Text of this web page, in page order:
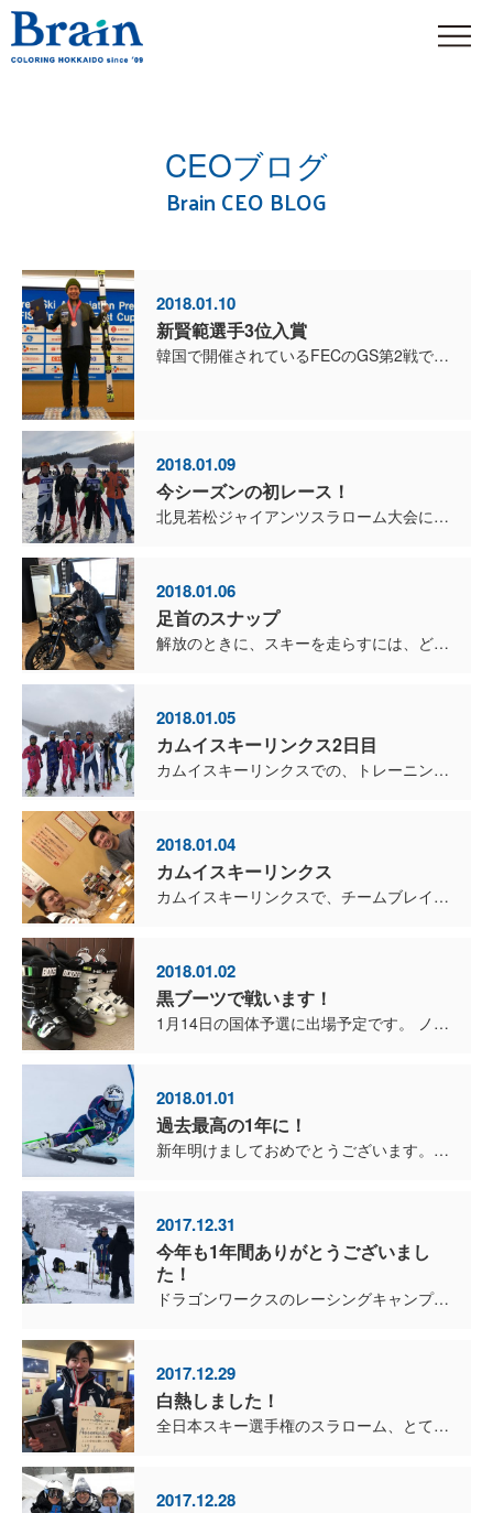
CEOブログ
Brain CEO BLOG
2018.01.10
新賢範選手3位入賞
韓国で開催されているFECのGS第2戦で、新賢範選手が3位に入賞しました。 第1戦は9位（日本人では2位）でしたが、トップとのタイム差は1、45秒差。 第2戦は...
2018.01.09
今シーズンの初レース！
北見若松ジャイアンツスラローム大会に参戦してきました。 今シーズンの初レースです！ 18歳以上のクラスでしたが、なんとDr.小山健司選手（国体レーサー）も、エントリーしているじゃありません...
2018.01.06
足首のスナップ
解放のときに、スキーを走らすには、どうしたらいいんだろう。 Ryuコーチは、足首のスナップを効かせているみたいです。 足首のスナップ？ 要するに走ったり、飛んだりするときと同じで動き...
2018.01.05
カムイスキーリンクス2日目
カムイスキーリンクスでの、トレーニング2日目。 今日も白樺第一リフト横の、緩斜面コースです。 実は昨日右手首を痛めてしまい、今日はストックが持てません。 仕方がないので、ノー...
2018.01.04
カムイスキーリンクス
カムイスキーリンクスで、チームブレインのトレーニング。 韓国のレースに参戦する賢範くん以外は、全員参加です。 約40秒位の緩斜面のコースでしたが、スピードが全然出ないので、スキーを撓ませら...
2018.01.02
黒ブーツで戦います！
1月14日の国体予選に出場予定です。 ノーポイントなので、おそらく最年長で一番最後のスタートじゃないかな〜。 ですので今シーズンはシーズンインから、R30のスキーでトレーニングしています。...
2018.01.01
過去最高の1年に！
新年明けましておめでとうございます。 今年はアーキテクトメネジメントで、新商品の開発、発表、販売を考えています。 現在準備中ですが、今までに前例のないチャレンジなので、今からとても楽しみで...
2017.12.31
今年も1年間ありがとうございまし
た！
ドラゴンワークスのレーシングキャンプに、2日間参加してきました。 チームブレインの選手の他に、オリンピックの出場を決めた石井智也くんも、一緒にトレーニングです。 シーズン中に一緒に滑る機会...
2017.12.29
白熱しました！
全日本スキー選手権のスラローム、とても白熱した素晴らしいレースでしたね。 優勝は湯浅選手、2位成田選手、3位中村舜選手。 成田選手と舜くんとの差は、コンマ0.01秒差。 ２月...
2017.12.28